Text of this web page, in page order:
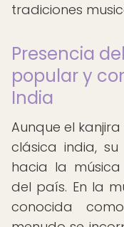
tradiciones
Presencia
popular y
India
Aunque el
clásica india,
hacia la
del país. En la
conocida